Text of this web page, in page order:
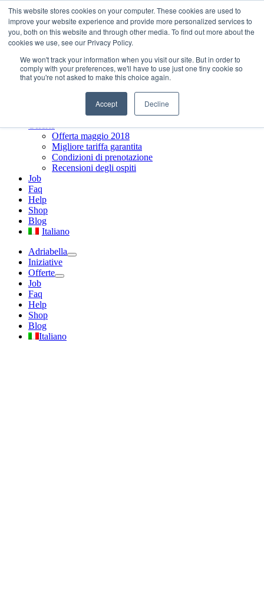
This website stores cookies on your computer. These cookies are used to
improve your website experience and provide more personalized services to
you, both on this website and through other media. To find out more about the
cookies we use, see our Privacy Policy.
We won't track your information when you visit our site. But in order to
comply with your preferences, we'll have to use just one tiny cookie so
that you're not asked to make this choice again.
Accept Decline
Salta al contenuto
Info e prenotazioni +39.0421.66171|info@adriabella.com
Adriabella
Chi siamo
Dove siamo
Newsletter
Social Wall
Offerte
Offerta maggio 2018
Migliore tariffa garantita
Condizioni di prenotazione
Recensioni degli ospiti
Job
Faq
Help
Shop
Blog
Italiano
Adriabella
Iniziative
Offerte
Job
Faq
Help
Shop
Blog
Italiano